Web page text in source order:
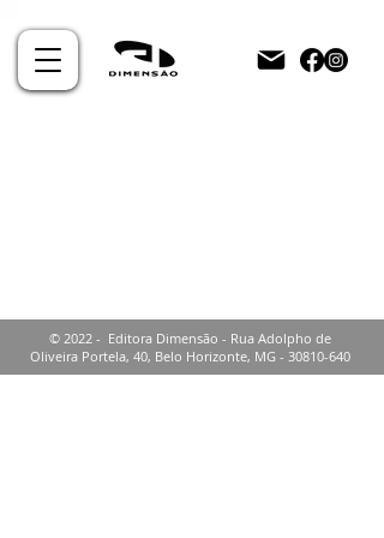
© 2022 - Editora Dimensão - Rua Adolpho de
Oliveira Portela, 40, Belo Horizonte, MG - 30810-640